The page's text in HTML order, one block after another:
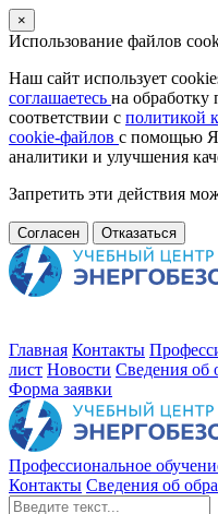
×
Использование файлов
Наш сайт использует
соглашаетесь на обработку
соответствии с политикой
cookie-файлов с помощью
аналитики и улучшения
Запретить эти действия
Согласен Отказаться
Главная Контакты
лист Новости Cведения об
Форма заявки
Профессиональное
Контакты Cведения об